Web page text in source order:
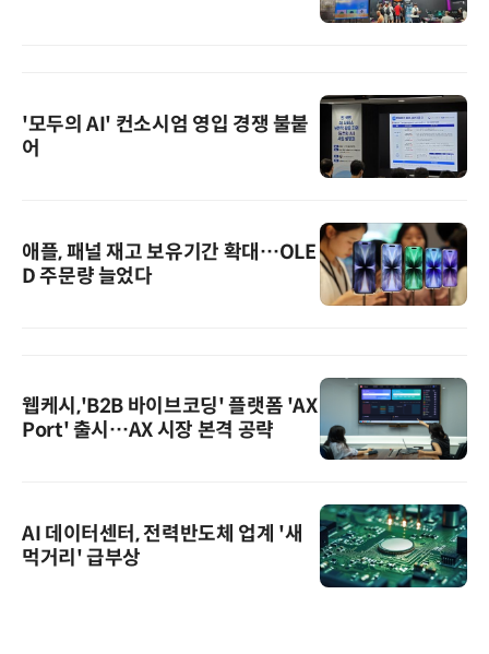
'모두의 AI' 컨소시엄 영입 경쟁 불붙
어
애플, 패널 재고 보유기간 확대…OLE
D 주문량 늘었다
웹케시,'B2B 바이브코딩' 플랫폼 'AX
Port' 출시…AX 시장 본격 공략
AI 데이터센터, 전력반도체 업계 '새
먹거리' 급부상